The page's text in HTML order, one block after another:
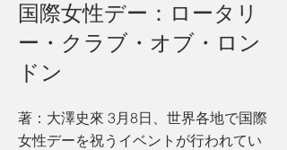
国際女性デー：ロータリ
ー・クラブ・オブ・ロン
ドン
著：大澤史來 3月8日、世界各地で国際
女性デーを祝うイベントが行われてい